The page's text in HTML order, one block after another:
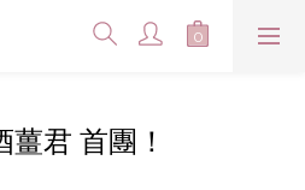
薑君 首團！